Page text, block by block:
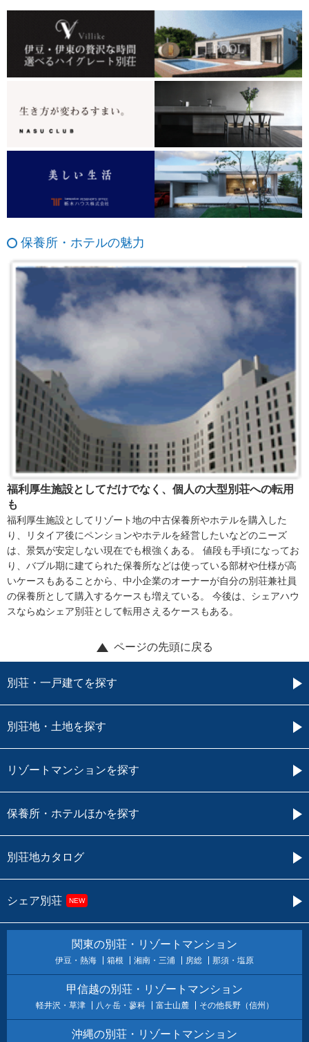
保養所・ホテルの魅力
福利厚生施設としてだけでなく、個人の大型別荘への転用
も
福利厚生施設としてリゾート地の中古保養所やホテルを購入した
り、リタイア後にペンションやホテルを経営したいなどのニーズ
は、景気が安定しない現在でも根強くある。 値段も手頃になってお
り、バブル期に建てられた保養所などは使っている部材や仕様が高
いケースもあることから、中小企業のオーナーが自分の別荘兼社員
の保養所として購入するケースも増えている。 今後は、シェアハウ
スならぬシェア別荘として転用さえるケースもある。
ページの先頭に戻る
別荘・一戸建てを探す
別荘地・土地を探す
リゾートマンションを探す
保養所・ホテルほかを探す
別荘地カタログ
シェア別荘 NEW
関東の別荘・リゾートマンション
伊豆・熱海 箱根 湘南・三浦 房総 那須・塩原
甲信越の別荘・リゾートマンション
軽井沢・草津 八ヶ岳・蓼科 富士山麓 その他長野（信州）
沖縄の別荘・リゾートマンション